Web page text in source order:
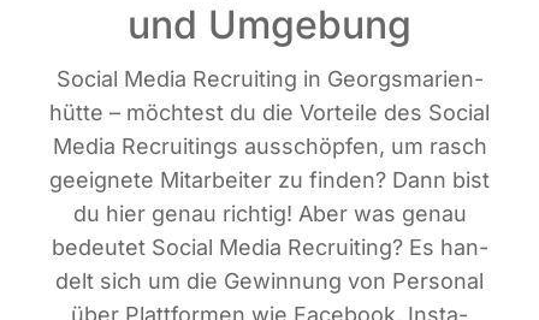
und Umgebung
Social Media Recrui­ting in Georgs­ma­ri­en­
hüt­te – möch­test du die Vor­tei­le des Social
Media Recrui­tin­gs aus­schöp­fen, um rasch
geeig­ne­te Mit­ar­bei­ter zu fin­den? Dann bist
du hier genau rich­tig! Aber was genau
bedeu­tet Social Media Recrui­ting? Es han­
delt sich um die Gewin­nung von Per­so­nal
über Platt­for­men wie Face­book, Insta­